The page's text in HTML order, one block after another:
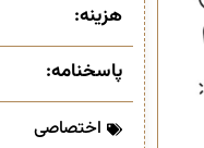
هزینه:
پاسخنامه:
اختصاصی